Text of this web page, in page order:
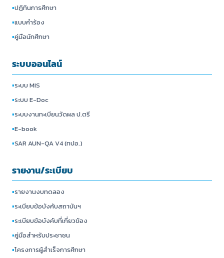
▪ปฏิทินการศึกษา
▪แบบคำร้อง
▪คู่มือนักศึกษา
ระบบออนไลน์
▪ระบบ MIS
▪ระบบ E-Doc
▪ระบบงานทะเบียนวัดผล ป.ตรี
▪E-book
▪SAR AUN-QA V4 (ทปอ.)
รายงาน/ระเบียบ
▪รายงานงบทดลอง
▪ระเบียบข้อบังคับสถาบันฯ
▪ระเบียบข้อบังคับที่เกี่ยวข้อง
▪คู่มือสำหรับประชาชน
▪โครงการผู้สำเร็จการศึกษา